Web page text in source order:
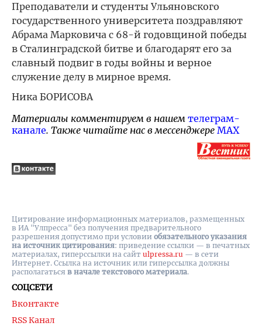
Преподаватели и студенты Ульяновского
государственного университета поздравляют
Абрама Марковича с 68-й годовщиной победы
в Сталинградской битве и благодарят его за
славный подвиг в годы войны и верное
служение делу в мирное время.
Ника БОРИСОВА
Материалы комментируем в нашем телеграм-
канале. Также читайте нас в мессенджере MAX
СОЦСЕТИ
Вконтакте
RSS Канал
Цитирование информационных материалов, размещенных
в ИА "Улпресса" без получения предварительного
разрешения допустимо при условии обязательного указания
на источник цитирования: приведение ссылки — в печатных
материалах, гиперссылки на cайт ulpressa.ru — в сети
Интернет. Ссылка на источник или гиперссылка должны
располагаться в начале текстового материала.